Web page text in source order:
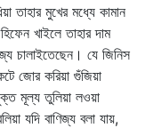
তাহার মুখের মধ্যে কামান
খাইলে তাহার দাম
চালাইতেছেন। যে জিনিস
জোর করিয়া গুঁজিয়া
মূল্য তুলিয়া লওয়া
যদি বাণিজ্য বলা যায়,